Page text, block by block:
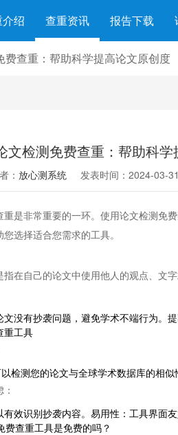
绍 查重资讯 报告下载
费查重：帮助科学提高论文原创度
文检测免费查重：帮助科
： 放心测系统 发表时间：2024-03-
是非常重要的一环。使用论文检测免
选择适合您需求的工具。
在自己的论文中使用他人的观点、
没有抄袭问题，避免学术不端行为
重工具
检测您的论文与全球学术数据库的相
效识别抄袭内容。易用性：工具界
查重工具是免费的吗？